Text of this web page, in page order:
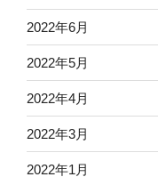
2022年6月
2022年5月
2022年4月
2022年3月
2022年1月